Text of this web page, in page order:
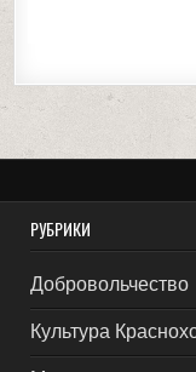
РУБРИКИ
Добровольчество
Культура